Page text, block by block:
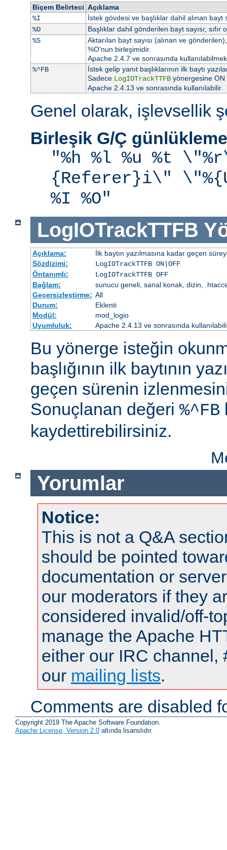
Biçem Belirteci Açıklama
%I
İstek gövdesi ve başlıklar dahil alınan bayt
%O
Başlıklar dahil gönderilen bayt sayısı; sıfır
%S
Aktarılan bayt sayısı (alınan ve
%O'nun birleşimidir.
Apache 2.4.7 ve sonrasında
%^FB
İstek gelip yanıt başlıklarının ilk baytı
Sadece LogIOTrackTTFByönergesine ON
Apache 2.4.13 ve sonrasında kullanılabilir.
Genel olarak, işlevsellik
Birleşik G/Ç
"%h %l %u %t
{Referer}i\"
%I %O"
LogIOTrackTTFB
Açıklama:
İlk baytın yazılmasına kadar geçen
Sözdizimi:
LogIOTrackTTFB ON|OFF
Öntanımlı:
LogIOTrackTTFB OFF
Bağlam:
sunucu geneli, sanal konak, dizin,
Geçersizleştirme: All
Durum:
Eklenti
Modül:
mod_logio
Uyumluluk:
Apache 2.4.13 ve sonrasında
Bu yönerge isteğin
başlığının ilk baytının
geçen sürenin izlenmesini
Sonuçlanan değeri %^FB
kaydettirebilirsiniz.
Yorumlar
Notice:
This is not a Q&A
should be pointed
documentation or
our moderators if they
considered invalid/off-
manage the Apache
either our IRC channel,
our mailing lists.
Comments are disabled
Copyright 2019 The Apache Software Foundation.
Apache License, Version 2.0 altında lisanslıdır.